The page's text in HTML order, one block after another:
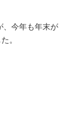
、今年も年末が
。